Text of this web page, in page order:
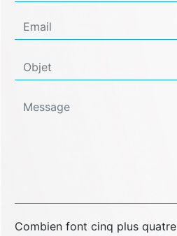
Combien font cinq plus quatre